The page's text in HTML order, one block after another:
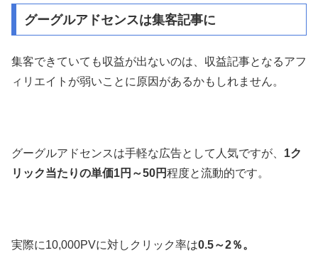
グーグルアドセンスは集客記事に
集客できていても収益が出ないのは、収益記事となるアフ
ィリエイトが弱いことに原因があるかもしれません。
グーグルアドセンスは手軽な広告として人気ですが、 1ク
リック当たりの単価1円～50円程度と流動的です。
実際に10,000PVに対しクリック率は0.5～2％。